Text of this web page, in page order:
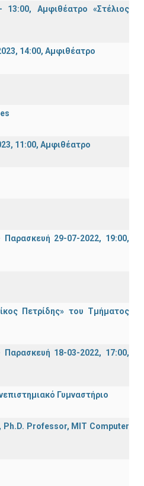
Αμφιθέατρο «Στέλιος
14:00, Αμφιθέατρο
11:00, Αμφιθέατρο
29-07-2022, 19:00,
Πετρίδης» του Τμήματος
18-03-2022, 17:00,
Γυμναστήριο
Professor, MIT Computer